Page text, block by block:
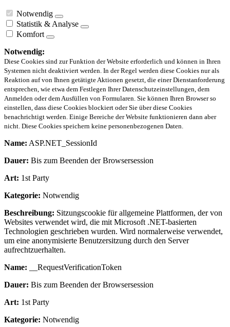
Notwendig
Statistik & Analyse
Komfort
Notwendig:
Diese Cookies sind zur Funktion der Website erforderlich und können in Ihren
Systemen nicht deaktiviert werden. In der Regel werden diese Cookies nur als
Reaktion auf von Ihnen getätigte Aktionen gesetzt, die einer Dienstanforderung
entsprechen, wie etwa dem Festlegen Ihrer Datenschutzeinstellungen, dem
Anmelden oder dem Ausfüllen von Formularen. Sie können Ihren Browser so
einstellen, dass diese Cookies blockiert oder Sie über diese Cookies
benachrichtigt werden. Einige Bereiche der Website funktionieren dann aber
nicht. Diese Cookies speichern keine personenbezogenen Daten.
Name: ASP.NET_SessionId
Dauer: Bis zum Beenden der Browsersession
Art: 1st Party
Kategorie: Notwendig
Beschreibung: Sitzungscookie für allgemeine Plattformen, der von
Websites verwendet wird, die mit Microsoft .NET-basierten
Technologien geschrieben wurden. Wird normalerweise verwendet,
um eine anonymisierte Benutzersitzung durch den Server
aufrechtzuerhalten.
Name: __RequestVerificationToken
Dauer: Bis zum Beenden der Browsersession
Art: 1st Party
Kategorie: Notwendig